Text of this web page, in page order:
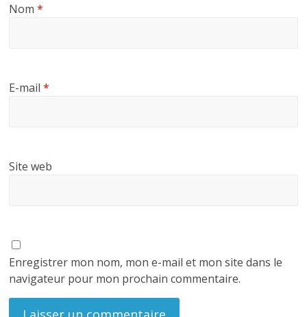
Nom*
E-mail*
Site web
Enregistrer mon nom, mon e-mail et mon site dans le
navigateur pour mon prochain commentaire.